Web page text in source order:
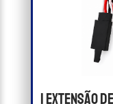
1 Extensão